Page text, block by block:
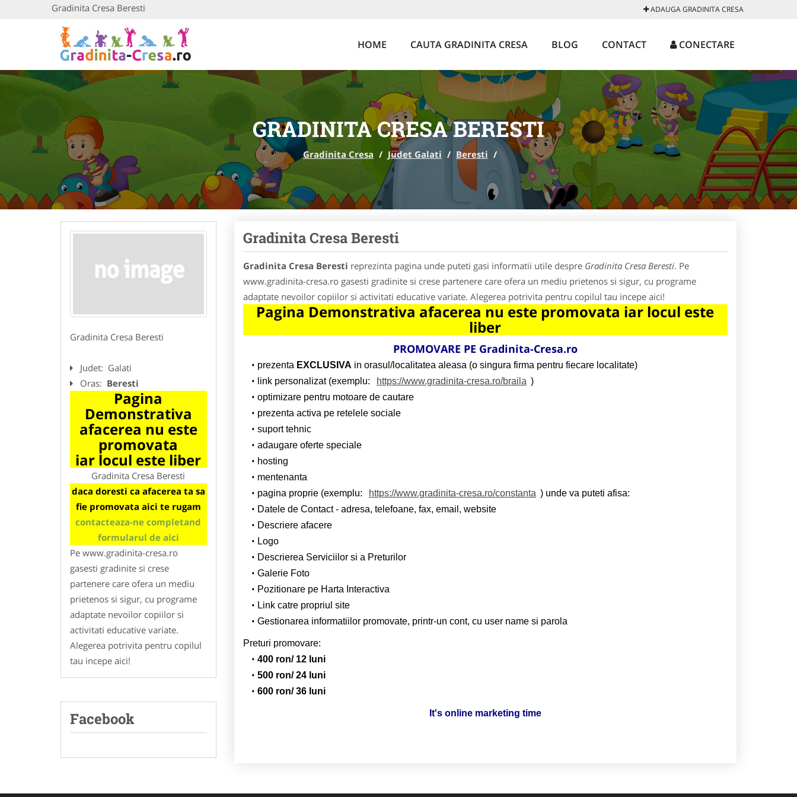
Gradinita Cresa Beresti ADAUGA GRADINITA CRESA
HOME CAUTA GRADINITA CRESA BLOG CONTACT CONECTARE
GRADINITA CRESA BERESTI
Gradinita Cresa / Judet Galati / Beresti /
Gradinita Cresa Beresti
Judet: Galati
Oras: Beresti
Pagina
Demonstrativa
afacerea nu este
promovata
iar locul este liber
Gradinita Cresa Beresti
daca doresti ca afacerea ta sa
fie promovata aici te rugam
contacteaza-ne completand
formularul de aici
Pe www.gradinita-cresa.ro
gasesti gradinite si crese
partenere care ofera un mediu
prietenos si sigur, cu programe
adaptate nevoilor copiilor si
activitati educative variate.
Alegerea potrivita pentru copilul
tau incepe aici!
Facebook
Gradinita Cresa Beresti
Gradinita Cresa Beresti reprezinta pagina unde puteti gasi informatii utile despre Gradinita Cresa Beresti. Pe
www.gradinita-cresa.ro gasesti gradinite si crese partenere care ofera un mediu prietenos si sigur, cu programe
adaptate nevoilor copiilor si activitati educative variate. Alegerea potrivita pentru copilul tau incepe aici!
Pagina Demonstrativa afacerea nu este promovata iar locul este
liber
PROMOVARE PE Gradinita-Cresa.ro
prezenta EXCLUSIVA in orasul/localitatea aleasa (o singura firma pentru fiecare localitate)
link personalizat (exemplu:
https://www.gradinita-cresa.ro/braila )
optimizare pentru motoare de cautare
prezenta activa pe retelele sociale
suport tehnic
adaugare oferte speciale
hosting
mentenanta
pagina proprie (exemplu:
https://www.gradinita-cresa.ro/constanta ) unde va puteti afisa:
Datele de Contact - adresa, telefoane, fax, email, website
Descriere afacere
Logo
Descrierea Serviciilor si a Preturilor
Galerie Foto
Pozitionare pe Harta Interactiva
Link catre propriul site
Gestionarea informatiilor promovate, printr-un cont, cu user name si parola
Preturi promovare:
400 ron/ 12 luni
500 ron/ 24 luni
600 ron/ 36 luni
It's online marketing time